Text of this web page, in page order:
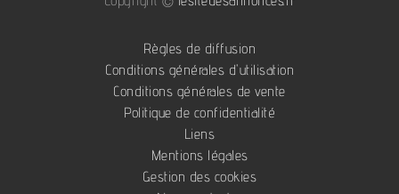
Règles de diffusion
Conditions générales d'utilisation
Conditions générales de vente
Politique de confidentialité
Liens
Mentions légales
Gestion des cookies